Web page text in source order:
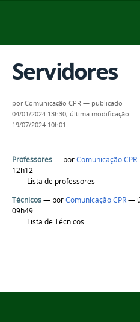
Servidores
porComunicação CPR — publicado
04/01/2024 13h30, última modificação
19/07/2024 10h01
Professores— porComunicação CPR
12h12
Lista de professores
Técnicos— porComunicação CPR—
09h49
Lista de Técnicos